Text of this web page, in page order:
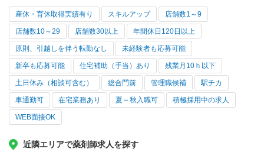
産休・育休取得実績有り スキルアップ 店舗数1～9
店舗数10～29 店舗数30以上 年間休日120日以上
原則、引越しを伴う転勤なし 未経験者も応募可能
新卒も応募可能 住宅補助（手当）あり 残業月10ｈ以下
土日休み（相談可含む） 総合門前 管理職候補 駅チカ
車通勤可 在宅業務あり 夏～秋入職可 積極採用中の求人
WEB面接OK
近隣エリアで薬剤師求人を探す